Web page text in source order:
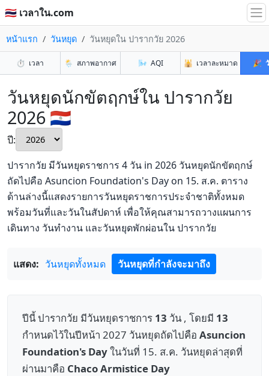
🇹🇭 เวลาใน.com
หน้าแรก วันหยุด วันหยุดใน ปารากวัย 2026
⏱️ เวลา 🌦️ สภาพอากาศ 🌬️ AQI 🕌 เวลาละหมาด 🎉
วันหยุดนักขัตฤกษ์ใน ปารากวัย
2026 🇵🇾
ปี:
ปารากวัย มีวันหยุดราชการ 4 วัน in 2026 วันหยุดนักขัตฤกษ์
ถัดไปคือ Asuncion Foundation's Day on 15. ส.ค. ตาราง
ด้านล่างนี้แสดงรายการวันหยุดราชการประจำชาติทั้งหมด
พร้อมวันที่และวันในสัปดาห์ เพื่อให้คุณสามารถวางแผนการ
เดินทาง วันทำงาน และวันหยุดพักผ่อนใน ปารากวัย
แสดง: วันหยุดทั้งหมด วันหยุดที่กำลังจะมาถึง
ปีนี้ ปารากวัย มีวันหยุดราชการ 13 วัน , โดยมี 13
กำหนดไว้ในปีหน้า 2027 วันหยุดถัดไปคือ Asuncion
Foundation's Dayในวันที่ 15. ส.ค. วันหยุดล่าสุดที่
ผ่านมาคือ Chaco Armistice Day